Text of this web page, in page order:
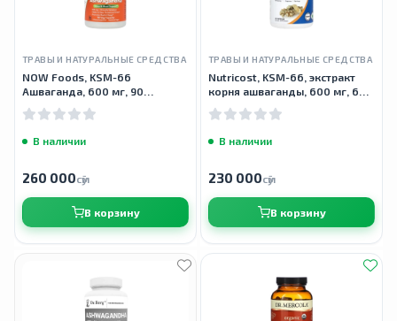
ТРАВЫ И НАТУРАЛЬНЫЕ СРЕДСТВА
NOW Foods, KSM-66
Ашваганда, 600 мг, 90
В наличии
260 000сӯм
В корзину
ТРАВЫ И НАТУРАЛЬНЫЕ СРЕДСТВА
Nutricost, KSM-66, экстракт
корня ашваганды, 600 мг, 60
В наличии
230 000сӯм
В корзину